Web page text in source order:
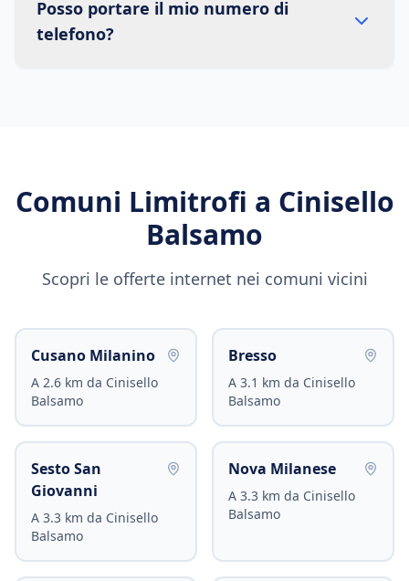
Posso portare il mio numero di
telefono?
Comuni Limitrofi a Cinisello
Balsamo
Scopri le offerte internet nei comuni vicini
Cusano Milanino
A 2.6 km da Cinisello
Balsamo
Bresso
A 3.1 km da Cinisello
Balsamo
Sesto San
Giovanni
A 3.3 km da Cinisello
Balsamo
Nova Milanese
A 3.3 km da Cinisello
Balsamo